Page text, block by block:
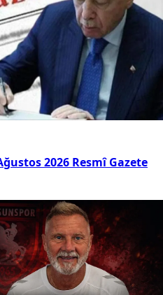
2026 Resmî Gazete